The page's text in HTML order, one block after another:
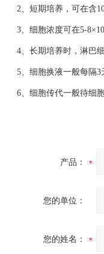
2、短期培养，可在含
3、细胞浓度可在5-
4、长期培养时，淋巴细
5、细胞换液一般每隔3
6、细胞传代一般待细胞
产品：
您的单位：
您的姓名：